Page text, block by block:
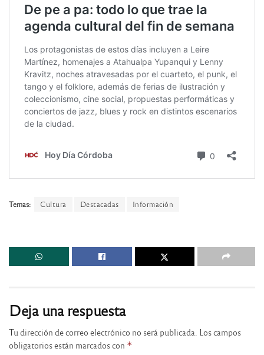
Temas: Cultura Destacadas Información
Deja una respuesta
Tu dirección de correo electrónico no será publicada. Los campos
obligatorios están marcados con *